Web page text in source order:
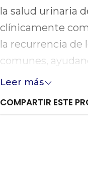
la salud urinaria
clínicamente
la recurrencia de
comunes,
estruvita estéril
Leer más
COMPARTIR ESTE